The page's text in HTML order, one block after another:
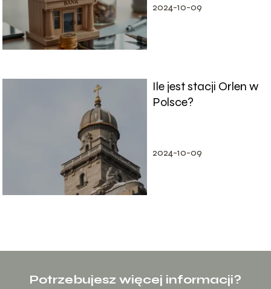
2024-10-09
Ile jest stacji Orlen w
Polsce?
2024-10-09
Potrzebujesz więcej informacji?